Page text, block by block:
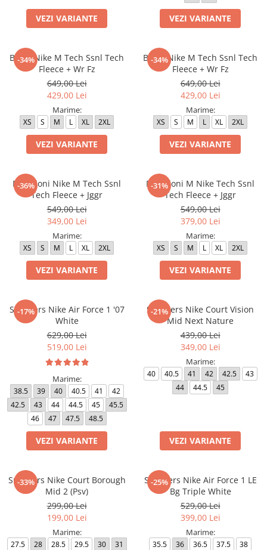
Pantaloni lungi fotbal copii
Imbracaminte fotbal femei
Tricouri fotbal femei
Sorturi fotbal femei
Pantaloni lungi fotbal femei
Echipament portar
VEZI VARIANTE VEZI VARIANTE
-34%
Bluza Nike M Tech Ssnl Tech
Fleece + Wr Fz
649,00 Lei
429,00 Lei
Marime:
XS S M L XL 2XL
VEZI VARIANTE
-34%
Bluza Nike M Tech Ssnl Tech
Fleece + Wr Fz
649,00 Lei
429,00 Lei
Marime:
XS S M L XL 2XL
VEZI VARIANTE
-36%
Pantaloni Nike M Tech Ssnl
Tech Fleece + Jggr
549,00 Lei
349,00 Lei
Marime:
XS S M L XL 2XL
VEZI VARIANTE
-31%
Pantaloni M Nike Tech Ssnl
Tech Fleece + Jggr
549,00 Lei
379,00 Lei
Marime:
XS S M L XL 2XL
VEZI VARIANTE
-17%
Sneakers Nike Air Force 1 '07
White
629,00 Lei
519,00 Lei
Marime:
38.5 39 40 40.5 41
42
42.5
43 44 44.5 45
45.5
46
47 47.5 48.5
VEZI VARIANTE
-21%
Sneakers Nike Court Vision
Mid Next Nature
439,00 Lei
349,00 Lei
Marime:
40 40.5 41 42 42.5
43
44
44.5 45
VEZI VARIANTE
-33%
Sneakers Nike Court Borough
Mid 2 (Psv)
299,00 Lei
199,00 Lei
Marime:
27.5 28 28.5 29.5 30
31
-25%
Sneakers Nike Air Force 1 LE
Bg Triple White
529,00 Lei
399,00 Lei
Marime:
35.5 36 36.5 37.5
38